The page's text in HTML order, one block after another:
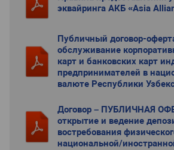
эквайринга АКБ «Asia
Публичный договор-
обслуживание
карт и банковских карт
предпринимателей в
валюте Республики
Договор – ПУБЛИЧНАЯ
открытие и ведение
востребования
национальной/